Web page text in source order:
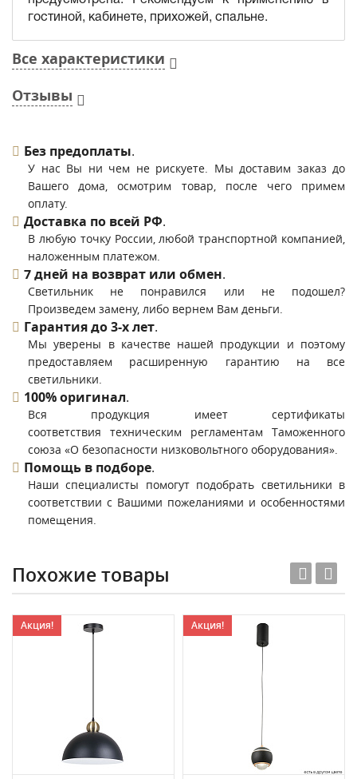
гостиной, кабинете, прихожей, спальне.
Все характеристики
Отзывы
Без предоплаты.
У нас Вы ни чем не рискуете. Мы доставим заказ до
Вашего дома, осмотрим товар, после чего примем
оплату.
Доставка по всей РФ.
В любую точку России, любой транспортной компанией,
наложенным платежом.
7 дней на возврат или обмен.
Светильник не понравился или не подошел?
Произведем замену, либо вернем Вам деньги.
Гарантия до 3-х лет.
Мы уверены в качестве нашей продукции и поэтому
предоставляем расширенную гарантию на все
светильники.
100% оригинал.
Вся продукция имеет сертификаты
соответствия техническим регламентам Таможенного
союза «О безопасности низковольтного оборудования».
Помощь в подборе.
Наши специалисты помогут подобрать светильники в
соответствии с Вашими пожеланиями и особенностями
помещения.
Похожие товары
Акция! Акция!